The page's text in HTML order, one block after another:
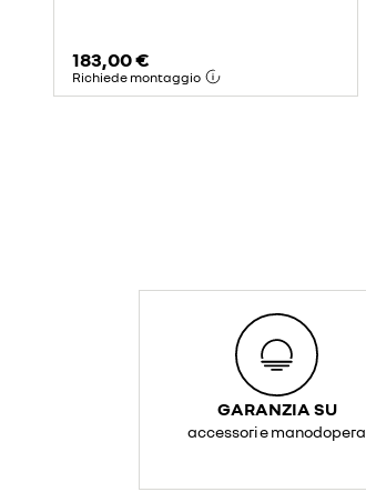
183,00 €
Richiede montaggio
GARANZIA SU
accessori e manodopera